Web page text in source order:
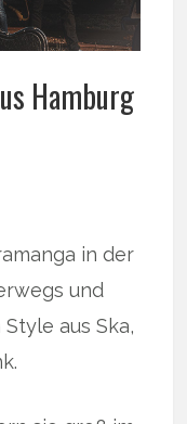
Hamburg
in der
und
aus Ska,